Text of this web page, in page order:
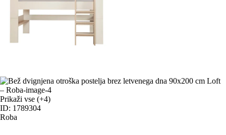
Prikaži vse (+4)
ID: 1789304
Roba